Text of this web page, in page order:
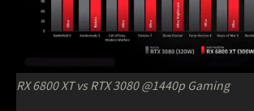
RX 6800 XT vs RTX 3080 @1440p Gaming